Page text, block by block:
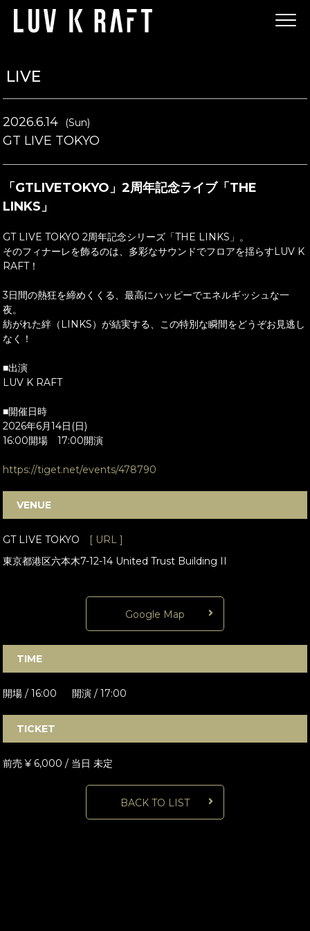
LIVE
2026.6.14 (Sun)
GT LIVE TOKYO
「GTLIVETOKYO」2周年記念ライブ「THE
LINKS」
GT LIVE TOKYO 2周年記念シリーズ「THE LINKS」。
そのフィナーレを飾るのは、多彩なサウンドでフロアを揺らすLUV K
RAFT！
3日間の熱狂を締めくくる、最高にハッピーでエネルギッシュな一
夜。
紡がれた絆（LINKS）が結実する、この特別な瞬間をどうぞお見逃し
なく！
■出演
LUV K RAFT
■開催日時
2026年6月14日(日)
16:00開場 17:00開演
https://tiget.net/events/478790
VENUE
GT LIVE TOKYO
[ URL ]
東京都港区六本木7-12-14 United Trust Building II
Google Map
TIME
開場 / 16:00 開演 / 17:00
TICKET
前売 ¥ 6,000 / 当日 未定
BACK TO LIST